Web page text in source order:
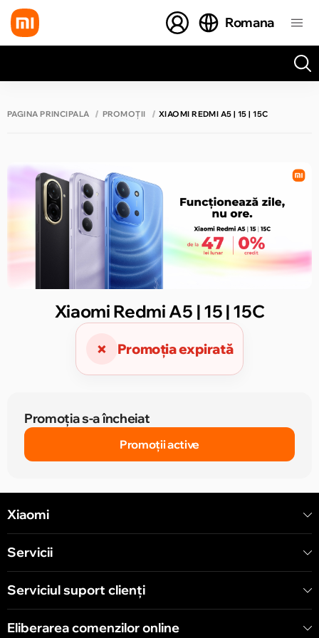
Romana
PAGINA PRINCIPALĂ PROMOȚII XIAOMI REDMI A5 | 15 | 15C
Xiaomi Redmi A5 | 15 | 15C
×
Promoția expirată
Promoția s-a încheiat
Promoții active
Xiaomi
Servicii
Serviciul suport clienţi
Eliberarea comenzilor online